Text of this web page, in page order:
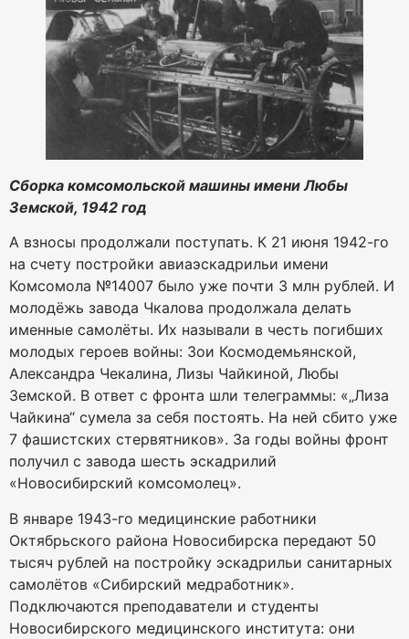
Сборка комсомольской машины имени Любы
Земской, 1942 год
А взносы продолжали поступать. К 21 июня 1942-го
на счету постройки авиаэскадрильи имени
Комсомола №14007 было уже почти 3 млн рублей. И
молодёжь завода Чкалова продолжала делать
именные самолёты. Их называли в честь погибших
молодых героев войны: Зои Космодемьянской,
Александра Чекалина, Лизы Чайкиной, Любы
Земской. В ответ с фронта шли телеграммы: «„Лиза
Чайкина“ сумела за себя постоять. На ней сбито уже
7 фашистских стервятников». За годы войны фронт
получил с завода шесть эскадрилий
«Новосибирский комсомолец».
В январе 1943-го медицинские работники
Октябрьского района Новосибирска передают 50
тысяч рублей на постройку эскадрильи санитарных
самолётов «Сибирский медработник».
Подключаются преподаватели и студенты
Новосибирского медицинского института: они